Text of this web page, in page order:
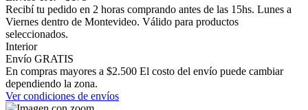
Recibí tu pedido en 2 horas comprando antes de las 15hs. Lunes a
Viernes dentro de Montevideo. Válido para productos
seleccionados.
Interior
Envío GRATIS
En compras mayores a $2.500 El costo del envío puede cambiar
dependiendo la zona.
Ver condiciones de envíos